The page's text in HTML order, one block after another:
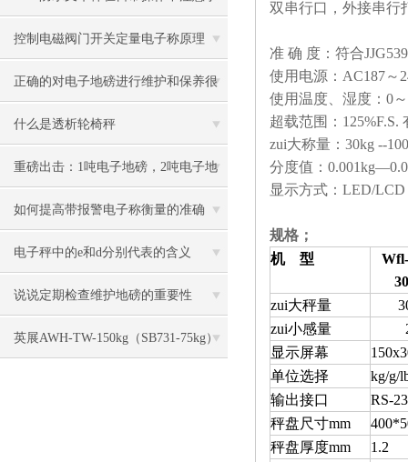
项
控制电磁阀门开关定量电子称原理
正确的对电子地磅进行维护和保养很
有必要
什么是透析轮椅秤
重磅出击：1吨电子地磅，2吨电子地
磅秤，3吨地磅低价狂甩
如何提高带报警电子称衡量的准确
度？
电子秤中的e和d分别代表的含义
说说定期检查维护地磅的重要性
英展AWH-TW-150kg（SB731-75kg）
双串行口，外接串行
准 确 度：符合
使用电源： AC187～
使用温度、湿度： 0～
超载范围： 125%F.S.
zui大称量： 30kg --
分度值： 0.001kg—
显示方式： LED/LCD
规格；
机 型
zui大秤量
zui小感量
显示屏幕
单位选择
kg/g/
输出接口
RS-
秤盘尺寸mm
秤盘厚度mm
1.2